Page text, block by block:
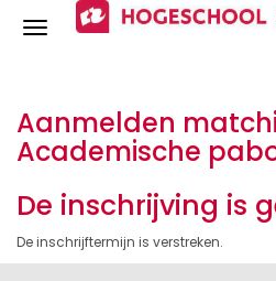
Aanmelden
Academische
De inschrijving is
De inschrijftermijn is verstreken.